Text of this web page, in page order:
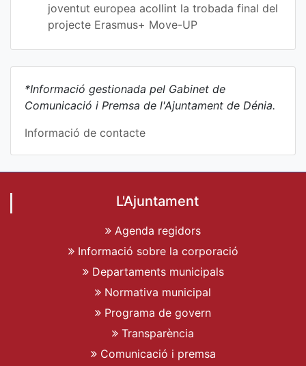
joventut europea acollint la trobada final del
projecte Erasmus+ Move-UP
*Informació gestionada pel Gabinet de
Comunicació i Premsa de l'Ajuntament de Dénia.
Informació de contacte
L'Ajuntament
Agenda regidors
Informació sobre la corporació
Departaments municipals
Normativa municipal
Programa de govern
Transparència
Comunicació i premsa